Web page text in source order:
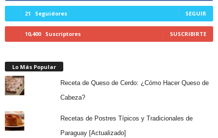
21 Seguidores SEGUIR
10,400 Suscriptores SUSCRIBIRTE
Lo Más Popular
Receta de Queso de Cerdo: ¿Cómo Hacer Queso de
Cabeza?
Recetas de Postres Típicos y Tradicionales de
Paraguay [Actualizado]